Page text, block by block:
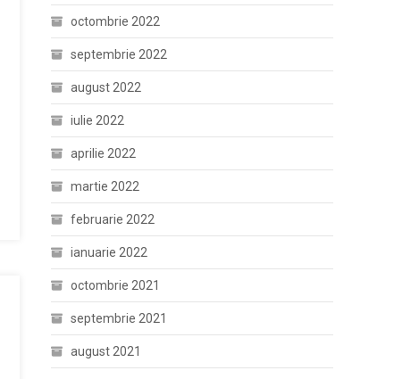
octombrie 2022
septembrie 2022
august 2022
iulie 2022
aprilie 2022
martie 2022
februarie 2022
ianuarie 2022
octombrie 2021
septembrie 2021
august 2021